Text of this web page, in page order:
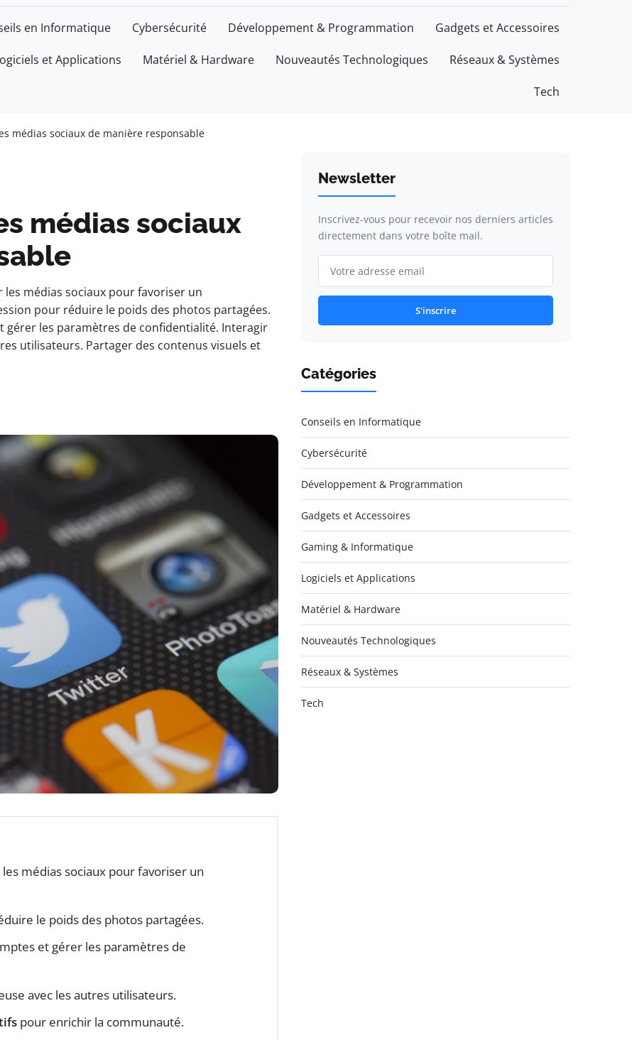
en Informatique Cybersécurité Développement & Programmation Gadgets et Accessoires
et Applications Matériel & Hardware Nouveautés Technologiques Réseaux & Systèmes
Tech
médias sociaux de manière responsable
médias sociaux
les médias sociaux pour favoriser un
pour réduire le poids des photos partagées.
gérer les paramètres de confidentialité. Interagir
utilisateurs. Partager des contenus visuels et
médias sociaux pour favoriser un
le poids des photos partagées.
et gérer les paramètres de
avec les autres utilisateurs.
pour enrichir la communauté.
Newsletter
Inscrivez-vous pour recevoir nos derniers articles
directement dans votre boîte mail.
S'inscrire
Catégories
Conseils en Informatique
Cybersécurité
Développement & Programmation
Gadgets et Accessoires
Gaming & Informatique
Logiciels et Applications
Matériel & Hardware
Nouveautés Technologiques
Réseaux & Systèmes
Tech